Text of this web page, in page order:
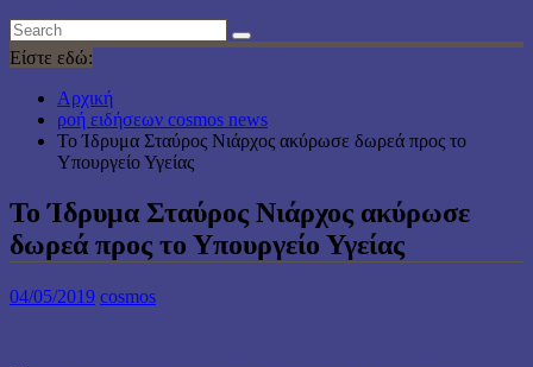
Είστε εδώ:
Αρχική
ροή ειδήσεων cosmos news
Το Ίδρυμα Σταύρος Νιάρχος ακύρωσε δωρεά προς το
Υπουργείο Υγείας
Το Ίδρυμα Σταύρος Νιάρχος ακύρωσε
δωρεά προς το Υπουργείο Υγείας
04/05/2019 cosmos